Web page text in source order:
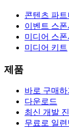
콘텐츠 파트
이벤트 스폰
미디어 스폰
미디어 키트
제품
바로 구매하
다운로드
최신 개발
무료로 일련